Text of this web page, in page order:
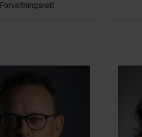
Forvaltningsrett